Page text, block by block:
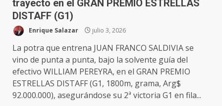
trayecto en el GRAN PREMIO ESTRELLAS
DISTAFF (G1)
Enrique Salazar julio 3, 2026
La potra que entrena JUAN FRANCO SALDIVIA se
vino de punta a punta, bajo la solvente guía del
efectivo WILLIAM PEREYRA, en el GRAN PREMIO
ESTRELLAS DISTAFF (G1, 1800m, grama, Arg$
92.000.000), asegurándose su 2ª victoria G1 en fila...